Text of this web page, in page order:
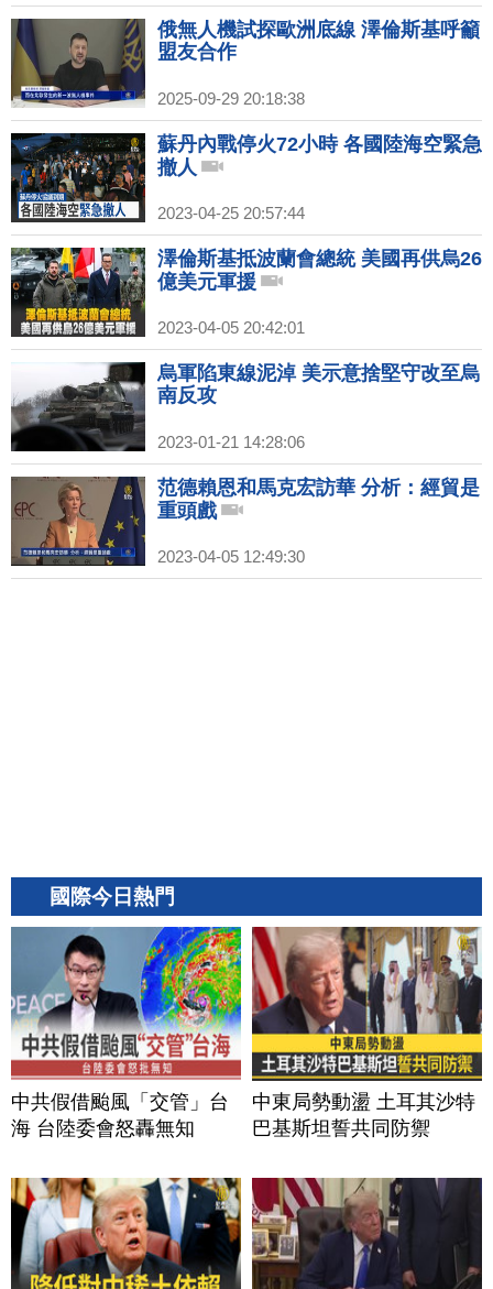
俄無人機試探歐洲底線 澤倫斯基呼籲
盟友合作
2025-09-29 20:18:38
蘇丹內戰停火72小時 各國陸海空緊急
撤人
2023-04-25 20:57:44
澤倫斯基抵波蘭會總統 美國再供烏26
億美元軍援
2023-04-05 20:42:01
烏軍陷東線泥淖 美示意捨堅守改至烏
南反攻
2023-01-21 14:28:06
范德賴恩和馬克宏訪華 分析：經貿是
重頭戲
2023-04-05 12:49:30
國際今日熱門
中共假借颱風「交管」台
海 台陸委會怒轟無知
中東局勢動盪 土耳其沙特
巴基斯坦誓共同防禦